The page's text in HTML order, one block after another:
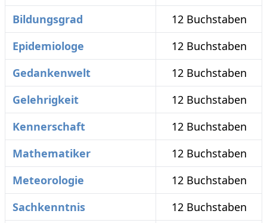
Bildungsgrad
12 Buchstaben
Epidemiologe
12 Buchstaben
Gedankenwelt
12 Buchstaben
Gelehrigkeit
12 Buchstaben
Kennerschaft
12 Buchstaben
Mathematiker
12 Buchstaben
Meteorologie
12 Buchstaben
Sachkenntnis
12 Buchstaben